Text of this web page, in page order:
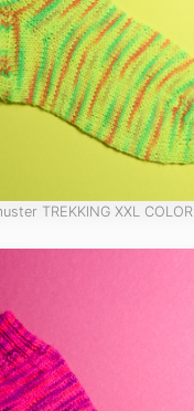
TREKKING XXL COLOR